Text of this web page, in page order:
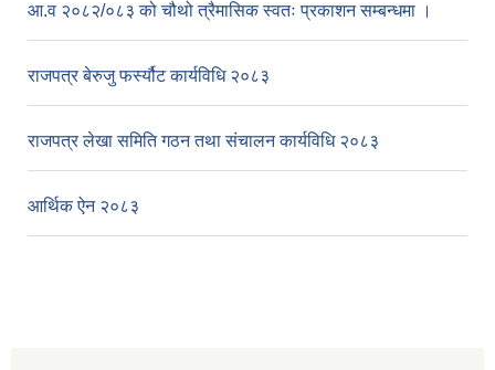
आ.व २०८२/०८३ को चौथो त्रैमासिक स्वतः प्रकाशन सम्बन्धमा ।
राजपत्र बेरुजु फर्स्यौट कार्यविधि २०८३
राजपत्र लेखा समिति गठन तथा संचालन कार्यविधि २०८३
आर्थिक ऐन २०८३